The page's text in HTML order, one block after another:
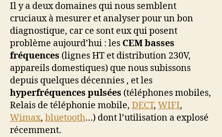
Il y a deux domaines qui nous semblent
cruciaux à mesurer et analyser pour un bon
diagnostique, car ce sont eux qui posent
problème aujourd’hui : les CEM basses
fréquences (lignes HT et distribution 230V,
appareils domestiques) que nous subissons
depuis quelques décennies , et les
hyperfréquences pulsées (téléphones mobiles,
Relais de téléphonie mobile, DECT, WIFI,
Wimax, bluetooth…) dont l’utilisation a explosé
récemment.